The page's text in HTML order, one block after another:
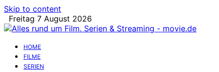
Skip to content
Freitag 7 August 2026
HOME
FILME
SERIEN